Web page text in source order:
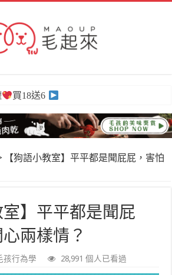
買18送6
【狗語小教室】平平都是聞屁屁，害怕
室】平平都是聞屁
兩樣情？
孩行為學 28,991 個人已看過